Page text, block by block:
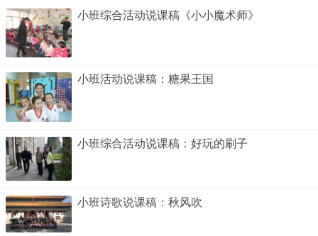
小班综合活动说课稿《小小魔术师》
小班活动说课稿：糖果王国
小班综合活动说课稿：好玩的刷子
小班诗歌说课稿：秋风吹